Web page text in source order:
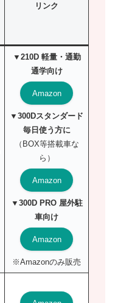
リンク
▼210D 軽量・通勤
通学向け
Amazon
▼300Dスタンダード
毎日使う方に
（BOX等搭載車な
ら）
Amazon
▼300D PRO 屋外駐
車向け
Amazon
※Amazonのみ販売